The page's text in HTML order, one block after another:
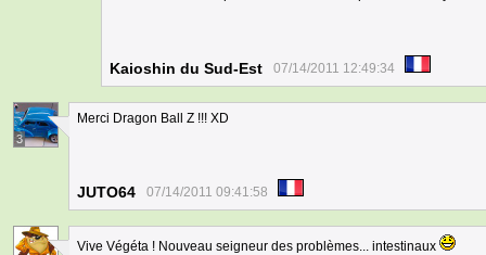
Kaioshin du Sud-Est 07/14/2011 12:49:34
3
Merci Dragon Ball Z !!! XD
JUTO64 07/14/2011 09:41:58
Vive Végéta ! Nouveau seigneur des problèmes... intestinaux